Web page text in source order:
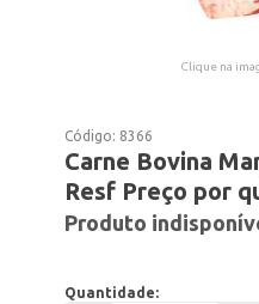
Clique na
Código: 8366
Carne Bovina
Resf Preço por
Produto
Quantidade: